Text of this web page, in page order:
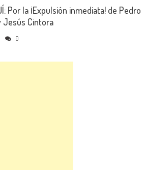
Por la ¡Expulsión inmediata! de Pedro
Jesús Cintora
0